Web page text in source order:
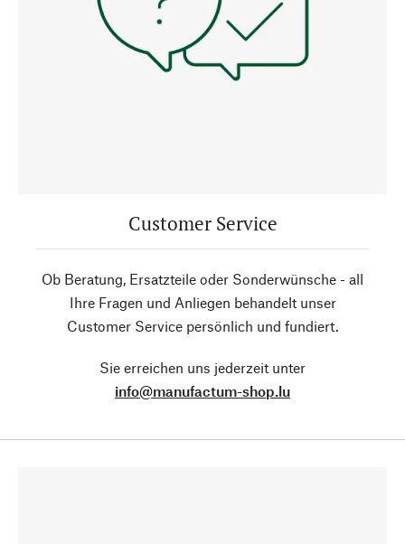
Customer Service
Ob Beratung, Ersatzteile oder Sonderwünsche - all
Ihre Fragen und Anliegen behandelt unser
Customer Service persönlich und fundiert.
Sie erreichen uns jederzeit unter
info@manufactum-shop.lu